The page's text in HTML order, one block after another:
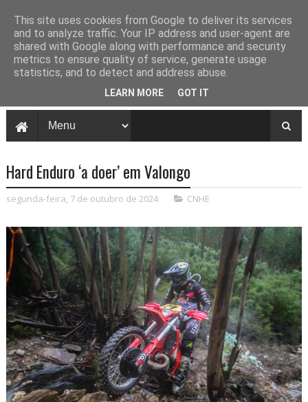
Hard Enduro ‘a doer’ em Valongo
segunda-feira, 7 de outubro de 2024 CNHE
This site uses cookies from Google to deliver its services
and to analyze traffic. Your IP address and user-agent are
shared with Google along with performance and security
metrics to ensure quality of service, generate usage
statistics, and to detect and address abuse.
LEARN MORE GOT IT